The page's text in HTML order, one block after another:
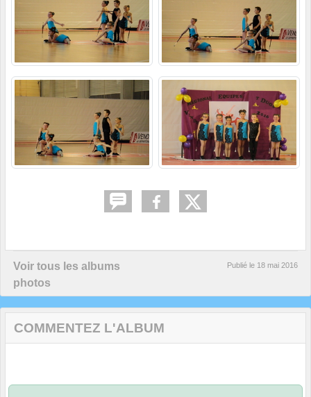
Voir tous les albums
photos
Publié le 18 mai 2016
COMMENTEZ L'ALBUM